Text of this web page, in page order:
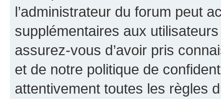
l’administrateur du forum peut
supplémentaires aux
assurez-vous d’avoir pris
et de notre politique de
attentivement toutes les règles